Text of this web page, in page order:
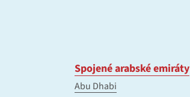
Spojené arabské emiráty
Abu Dhabi